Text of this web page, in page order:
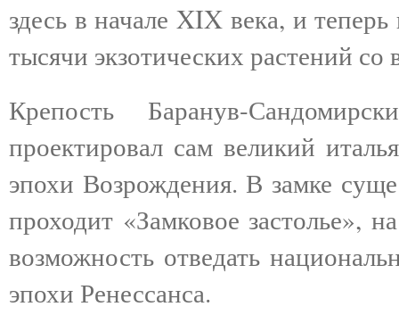
здесь в начале XIX века, и
тысячи экзотических растений со
Крепость Баранув-
проектировал сам великий
эпохи Возрождения. В замке
проходит «Замковое застолье»,
возможность отведать
эпохи Ренессанса.